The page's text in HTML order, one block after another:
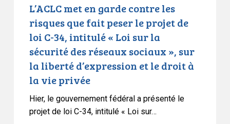
intitulé
L’ACLC met en garde contre les
risques que fait peser le projet de
loi C-34, intitulé « Loi sur la
sécurité des réseaux sociaux », sur
la liberté d’expression et le droit à
la vie privée
Hier, le gouvernement fédéral a présenté le
projet de loi C-34, intitulé « Loi sur…